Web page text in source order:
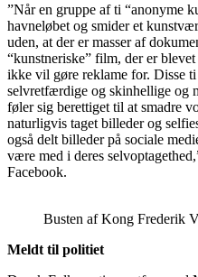
”Når en gruppe af ti “anonyme
havneløbet og smider et
uden, at der er masser af
“kunstneriske” film, der er
ikke vil gøre reklame for. Disse ti
selvretfærdige og skinhellige og
føler sig berettiget til at smadre
naturligvis taget billeder og
også delt billeder på sociale
være med i deres
Facebook.
Busten af Kong Frederik
Meldt til politiet